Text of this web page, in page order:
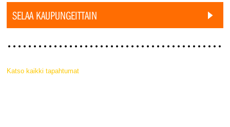
SELAA KAUPUNGEITTAIN
Katso kaikki tapahtumat